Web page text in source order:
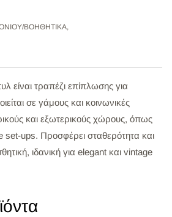
ΒΟΗΘΗΤΙΚΑ,
είναι τραπέζι επίπλωσης για
σε γάμους και κοινωνικές
και εξωτερικούς χώρους, όπως
set-ups. Προσφέρει σταθερότητα και
ιδανική για elegant και vintage